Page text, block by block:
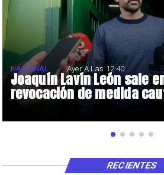
Joaquín Lavín León sale
revocación de medida
NACIONAL Ayer A Las 12:40
RECIENTES